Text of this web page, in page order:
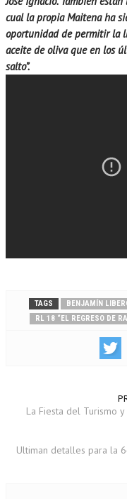
cual la propia Maitena ha
oportunidad de permitir la
aceite de oliva que en los
salto”.
TAGS BENJAMÍN
RL 18 “EL REGRESO DE
La Fiesta del Turismo
Ultiman detalles para la